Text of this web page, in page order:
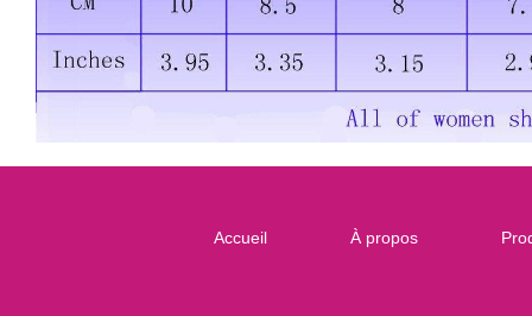
Accueil À propos